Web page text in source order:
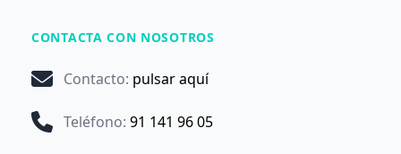
CONTACTA CON NOSOTROS
Contacto: pulsar aquí
Teléfono: 91 141 96 05